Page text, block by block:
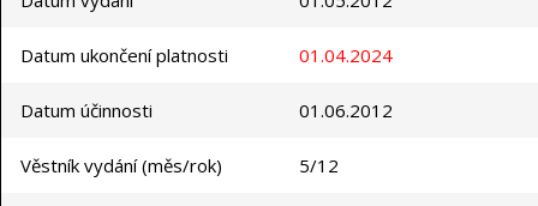
Datum ukončení platnosti 01.04.2024
Datum účinnosti 01.06.2012
Věstník vydání (měs/rok) 5/12